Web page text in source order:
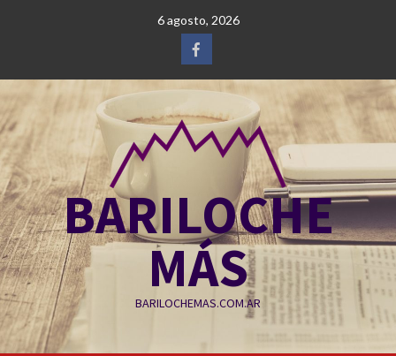
6 agosto, 2026
Facebook
BARILOCHE
MÁS
BARILOCHEMAS.COM.AR